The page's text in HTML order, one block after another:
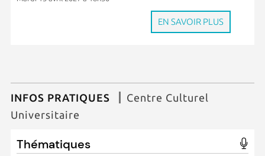
EN SAVOIR PLUS
INFOS PRATIQUES
Centre Culturel
Universitaire
Thématiques